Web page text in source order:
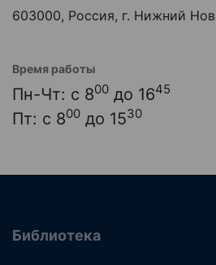
603000, Россия, г. Нижний
Время работы
Пн-Чт: с 800 до 1645
Пт: с 800 до 1530
Библиотека